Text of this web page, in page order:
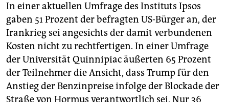
In einer aktuellen Umfrage des Instituts Ipsos
gaben 51 Prozent der befragten US-Bürger an, der
Irankrieg sei angesichts der damit verbundenen
Kosten nicht zu rechtfertigen. In einer Umfrage
der Universität Quinnipiac äußerten 65 Prozent
der Teilnehmer die Ansicht, dass Trump für den
Anstieg der Benzinpreise infolge der Blockade der
Straße von Hormus verantwortlich sei. Nur 36